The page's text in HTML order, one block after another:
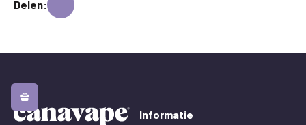
Delen:
Informatie